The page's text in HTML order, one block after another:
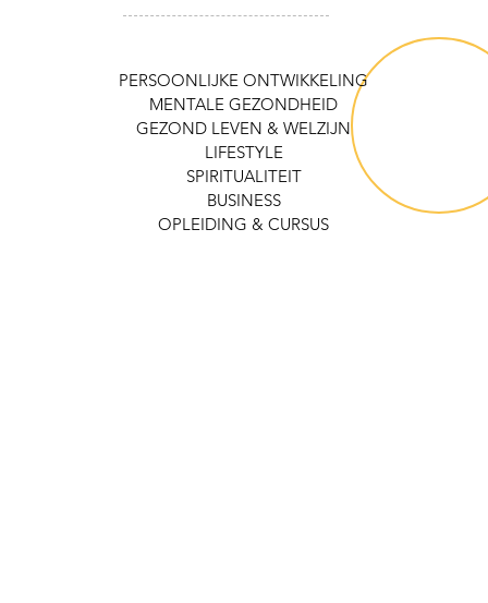
PERSOONLIJKE ONTWIKKELING
MENTALE GEZONDHEID
GEZOND LEVEN & WELZIJN
LIFESTYLE
SPIRITUALITEIT
BUSINESS
OPLEIDING & CURSUS